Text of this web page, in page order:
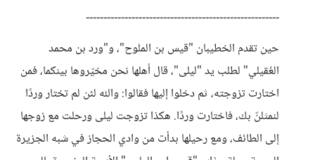
-------------------------------------------------------
حين تقدم الخطيبان "قيس بن الملوح"، و"ورد بن محمد
العُقيلي" لطلب يد "ليلى"، قال أهلها نحن مخيّروها بينكما، فمن
اختارت تزوجته، ثم دخلوا إليها فقالوا: والله لئن لم تختار وردًا
لنمثلنّ بك، فاختارت وردًا. هكذا تزوجت ليلى ورحلت مع زوجها
إلى الطائف، ومع رحيلها بدأت من وادي الحجاز في شبه الجزيرة